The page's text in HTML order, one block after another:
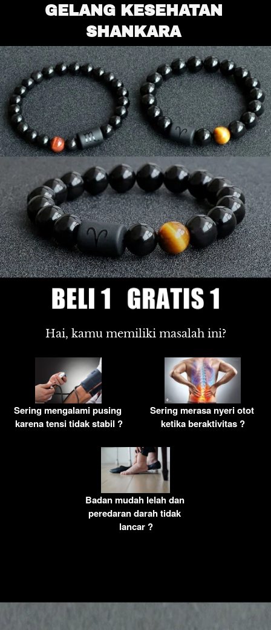
GELANG KESEHATAN
SHANKARA
Hai, kamu memiliki masalah ini?
Sering mengalami pusing
karena tensi tidak stabil ?
Sering merasa nyeri otot
ketika beraktivitas ?
Badan mudah lelah dan
peredaran darah tidak
lancar ?